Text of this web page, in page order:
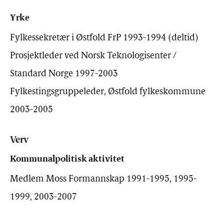
Yrke
Fylkessekretær i Østfold FrP 1993-1994 (deltid)
Prosjektleder ved Norsk Teknologisenter /
Standard Norge 1997-2003
Fylkestingsgruppeleder, Østfold fylkeskommune
2003-2005
Verv
Kommunalpolitisk aktivitet
Medlem Moss Formannskap 1991-1995, 1995-
1999, 2003-2007